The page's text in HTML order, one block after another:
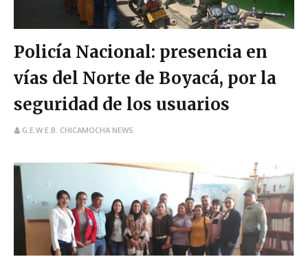
Policía Nacional: presencia en
vías del Norte de Boyacá, por la
seguridad de los usuarios
G.E.W.E.B. CHICAMOCHA NEWS